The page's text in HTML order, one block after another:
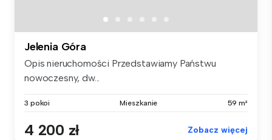
Jelenia Góra
Opis nieruchomości Przedstawiamy Państwu
nowoczesny, dw...
3 pokoi Mieszkanie 59 m²
4 200 zł Zobacz więcej